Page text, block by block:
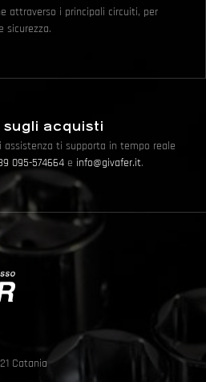
attraverso i principali circuiti, per
sicurezza.
sugli acquisti
assistenza ti supporta in tempo reale
095-574664 e info@givafer.it.
Catania